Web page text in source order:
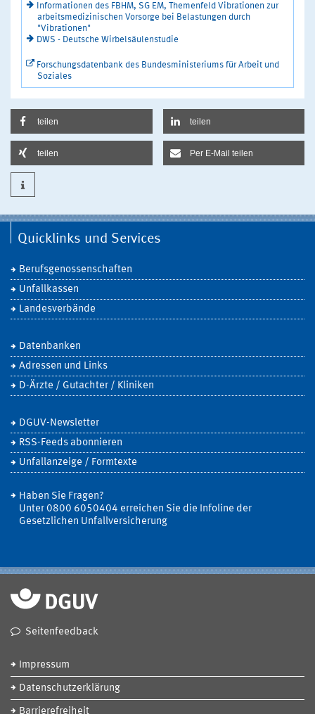
Informationen des FBHM, SG EM, Themenfeld Vibrationen zur
arbeitsmedizinischen Vorsorge bei Belastungen durch
"Vibrationen"
DWS - Deutsche Wirbelsäulenstudie
Forschungsdatenbank des Bundesministeriums für Arbeit und
Soziales
teilen teilen
teilen Per E-Mail teilen
Quicklinks und Services
Berufsgenossenschaften
Unfallkassen
Landesverbände
Datenbanken
Adressen und Links
D-Ärzte / Gutachter / Kliniken
DGUV-Newsletter
RSS-Feeds abonnieren
Unfallanzeige / Formtexte
Haben Sie Fragen?
Unter 0800 6050404 erreichen Sie die Infoline der
Gesetzlichen Unfallversicherung
Seitenfeedback
Impressum
Datenschutzerklärung
Barrierefreiheit